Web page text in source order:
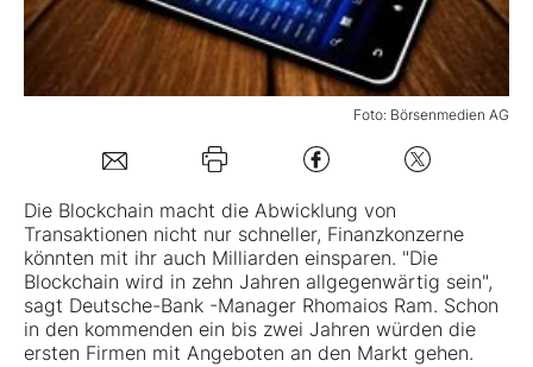
Mein B:O
Kontakt
Foto: Börsenmedien AG
Die Blockchain macht die Abwicklung von
Transaktionen nicht nur schneller, Finanzkonzerne
könnten mit ihr auch Milliarden einsparen. "Die
Blockchain wird in zehn Jahren allgegenwärtig sein",
sagt Deutsche-Bank -Manager Rhomaios Ram. Schon
in den kommenden ein bis zwei Jahren würden die
ersten Firmen mit Angeboten an den Markt gehen.